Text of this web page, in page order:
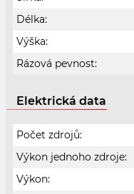
Délka:
Výška:
Rázová pevnost:
Elektrická data
Počet zdrojů:
Výkon jednoho zdroje:
Výkon: